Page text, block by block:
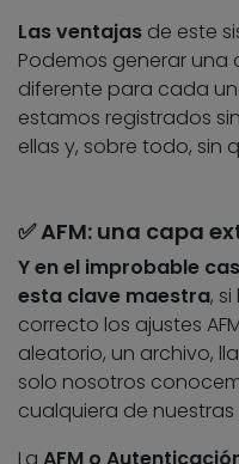
Las ventajas de este
Podemos generar
diferente para cada
estamos registrados
ellas y, sobre todo, sin
✅ AFM: una capa
Y en el improbable
esta clave maestra,
correcto los ajustes
aleatorio, un archivo,
solo nosotros
cualquiera de